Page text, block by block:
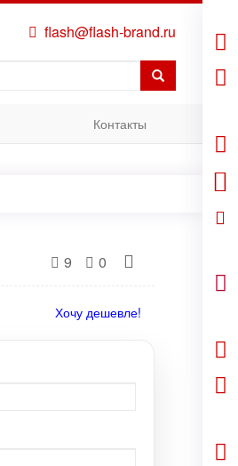
flash@flash-brand.ru
Контакты
9 0
Хочу дешевле!